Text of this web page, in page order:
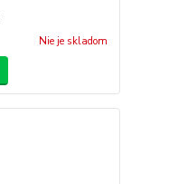
Nie je skladom